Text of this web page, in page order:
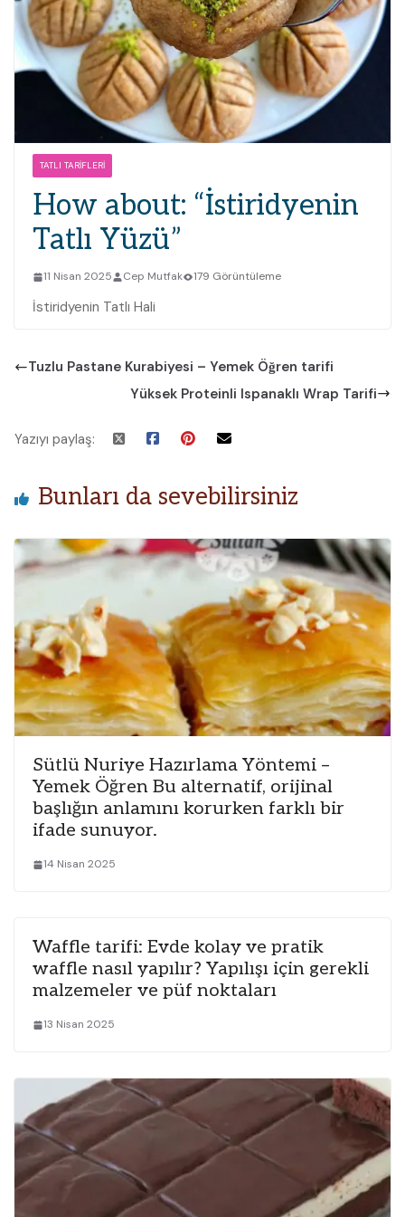
TATLI TARIFLERI
How about: “İstiridyenin
Tatlı Yüzü”
11 Nisan 2025 Cep Mutfak 179 Görüntüleme
İstiridyenin Tatlı Hali
Tuzlu Pastane Kurabiyesi – Yemek Öğren tarifi
Yüksek Proteinli Ispanaklı Wrap Tarifi
Yazıyı paylaş:
Bunları da sevebilirsiniz
Sütlü Nuriye Hazırlama Yöntemi –
Yemek Öğren Bu alternatif, orijinal
başlığın anlamını korurken farklı bir
ifade sunuyor.
14 Nisan 2025
Waffle tarifi: Evde kolay ve pratik
waffle nasıl yapılır? Yapılışı için gerekli
malzemeler ve püf noktaları
13 Nisan 2025